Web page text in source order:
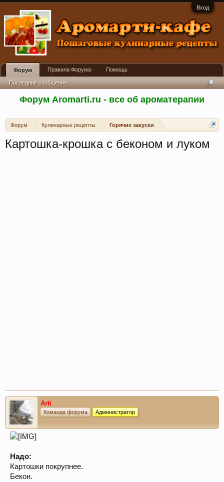
Вход
Форум Aromarti.ru - все об ароматерапии
Форум Кулинарные рецепты Горячие закуски
Картошка-крошка с беконом и луком
Arti
Команда форума Администратор
Надо:
Картошки покрупнее.
Бекон.
Форум
Последние сообщения
Правила Форума Помощь